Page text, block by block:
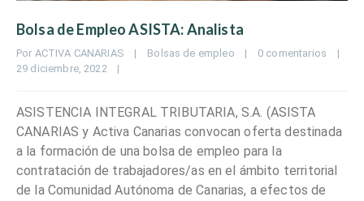
Bolsa de Empleo ASISTA: Analista
Por ACTIVA CANARIAS | Bolsas de empleo | 0 comentarios
|
29 diciembre, 2022 |
ASISTENCIA INTEGRAL TRIBUTARIA, S.A. (ASISTA
CANARIAS y Activa Canarias convocan oferta destinada
a la formación de una bolsa de empleo para la
contratación de trabajadores/as en el ámbito territorial
de la Comunidad Autónoma de Canarias, a efectos de